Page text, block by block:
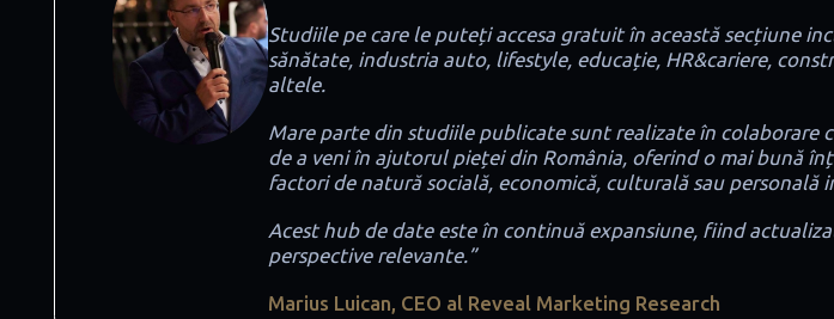
Studiile pe care le puteți accesa gratuit în această secțiune
sănătate, industria auto, lifestyle, educație, HR&cariere,
altele.
Mare parte din studiile publicate sunt realizate în colaborare
de a veni în ajutorul pieței din România, oferind o mai bună
factori de natură socială, economică, culturală sau
Acest hub de date este în continuă expansiune, fiind
perspective relevante.”
Marius Luican, CEO al Reveal Marketing Research